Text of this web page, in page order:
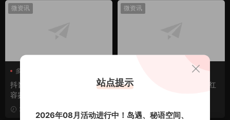
微资讯
多肉小野猫
多肉小野猫维密圈
抖音多肉小野猫维密圈视频内
容鉴赏
2024-08-14
微资讯
惊！多肉小野猫凭何称霸网红
站点提示
2026年08月活动进行中！岛遇、秘语空间、